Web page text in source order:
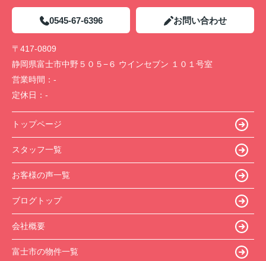
0545-67-6396 お問い合わせ
〒417-0809
静岡県富士市中野５０５−６ ウインセブン １０１号室
営業時間： -
定休日： -
トップページ
スタッフ一覧
お客様の声一覧
ブログトップ
会社概要
富士市の物件一覧